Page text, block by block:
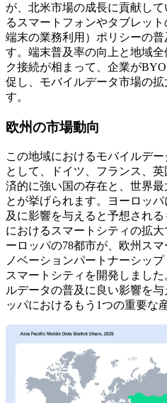
が、北米市場の成長に貢献し
るスマートフォンやタブレッ
端末の業務利用）ポリシーの
す。端末普及率の向上と地域
ク接続が相まって、企業が
促し、モバイルデータ市場の
す。
欧州の市場動向
この地域におけるモバイルデ
として、ドイツ、フランス、
済的に強い国の存在と、世界
とが挙げられます。ヨーロッ
及に影響を与えると予想され
におけるスマートシティの拡
ーロッパの78都市が、欧州ス
ノベーションパートナーシッ
スマートシティを開発しまし
ルデータの普及に良い影響を
ッパにおけるもう1つの重要な